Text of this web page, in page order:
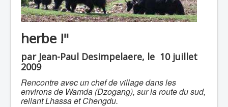
herbe !"
par Jean-Paul Desimpelaere, le 10 juillet
2009
Rencontre avec un chef de village dans les
environs de Wamda (Dzogang), sur la route du sud,
reliant Lhassa et Chengdu.